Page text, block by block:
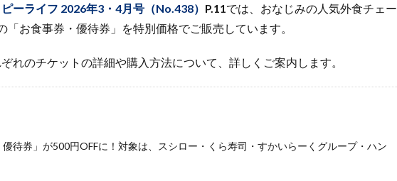
ーライフ 2026年3・4月号（No.438） P.11 では、おなじみの人気外食チェー
「お食事券・優待券」を特別価格でご販売しています。
れのチケットの詳細や購入方法について、詳しくご案内します。
優待券」が500円OFFに！対象は、スシロー・くら寿司・すかいらーくグループ・ハン